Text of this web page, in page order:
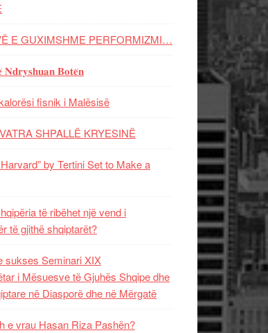
E GUXIMSHME PERFORMIZMI…
𝐁𝐨𝐭𝐞̈𝐧
fisnik i Malësisë
SHPALLË KRYESINË
by Tertini Set to Make a
të ribëhet një vend i
të gjithë shqiptarët?
sukses Seminari XIX
i Mësuesve të Gjuhës Shqipe dhe
në Diasporë dhe në Mërgatë
e vrau Hasan Riza Pashën?